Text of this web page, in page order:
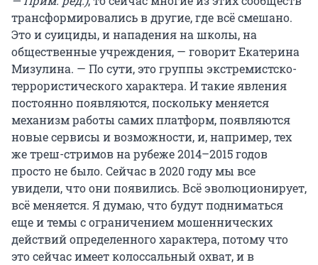
трансформировались в другие, где всё смешано.
Это и суициды, и нападения на школы, на
общественные учреждения, — говорит Екатерина
Мизулина. — По сути, это группы экстремистско-
террористического характера. И такие явления
постоянно появляются, поскольку меняется
механизм работы самих платформ, появляются
новые сервисы и возможности, и, например, тех
же треш-стримов на рубеже 2014–2015 годов
просто не было. Сейчас в 2020 году мы все
увидели, что они появились. Всё эволюционирует,
всё меняется. Я думаю, что будут подниматься
еще и темы с ограничением мошеннических
действий определенного характера, потому что
это сейчас имеет колоссальный охват, и в